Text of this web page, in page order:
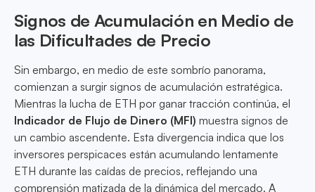
Signos de Acumulación en Medio de
las Dificultades de Precio
Sin embargo, en medio de este sombrío panorama,
comienzan a surgir signos de acumulación estratégica.
Mientras la lucha de ETH por ganar tracción continúa, el
Indicador de Flujo de Dinero (MFI) muestra signos de
un cambio ascendente. Esta divergencia indica que los
inversores perspicaces están acumulando lentamente
ETH durante las caídas de precios, reflejando una
comprensión matizada de la dinámica del mercado. A